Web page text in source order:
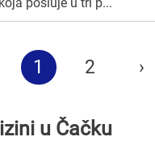
1 2 ›
u Čačku